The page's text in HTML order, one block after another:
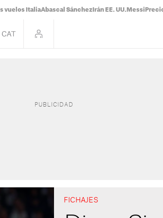
vuelos ItaliaAbascal Sánchez Irán EE. UU. Messi
FICHAJES